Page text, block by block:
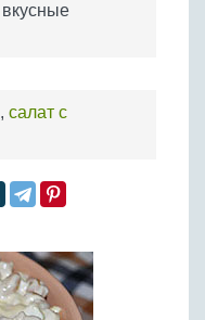
, салат с